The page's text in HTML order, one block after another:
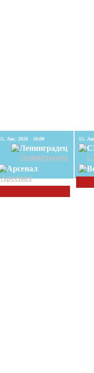
15. Авг. 2026 10:00
Ленинградец
Арсенал